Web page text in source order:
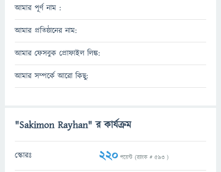
আমার পূর্ণ নাম :
আমার প্রতিষ্ঠানের নাম:
আমার ফেসবুক প্রোফাইল লিঙ্ক:
আমার সম্পর্কে আরো কিছু:
"Sakimon Rayhan" র কার্যক্রম
স্কোরঃ 220 পয়েন্ট (র‌্যাংক # 593 )